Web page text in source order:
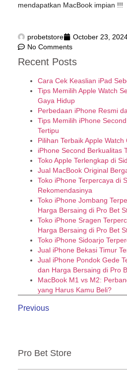
mendapatkan MacBook impian !!!
probetstore October 23,
No Comments
Recent Posts
Cara Cek Keaslian iPad
Tips Memilih Apple Watch
Gaya Hidup
Perbedaan iPhone Resmi
Tips Memilih iPhone
Tertipu
Pilihan Terbaik Apple
iPhone Second Berkualitas
Toko Apple Terlengkap di
Jual MacBook Original
Toko iPhone Terpercaya di
Rekomendasinya
Toko iPhone Jombang
Harga Bersaing di Pro Bet
Toko iPhone Sragen
Harga Bersaing di Pro Bet
Toko iPhone Sidoarjo
Jual iPhone Bekasi Timur
Jual iPhone Pondok Gede
dan Harga Bersaing di Pro
MacBook M1 vs M2:
yang Harus Kamu Beli?
Previous
Pro Bet Store